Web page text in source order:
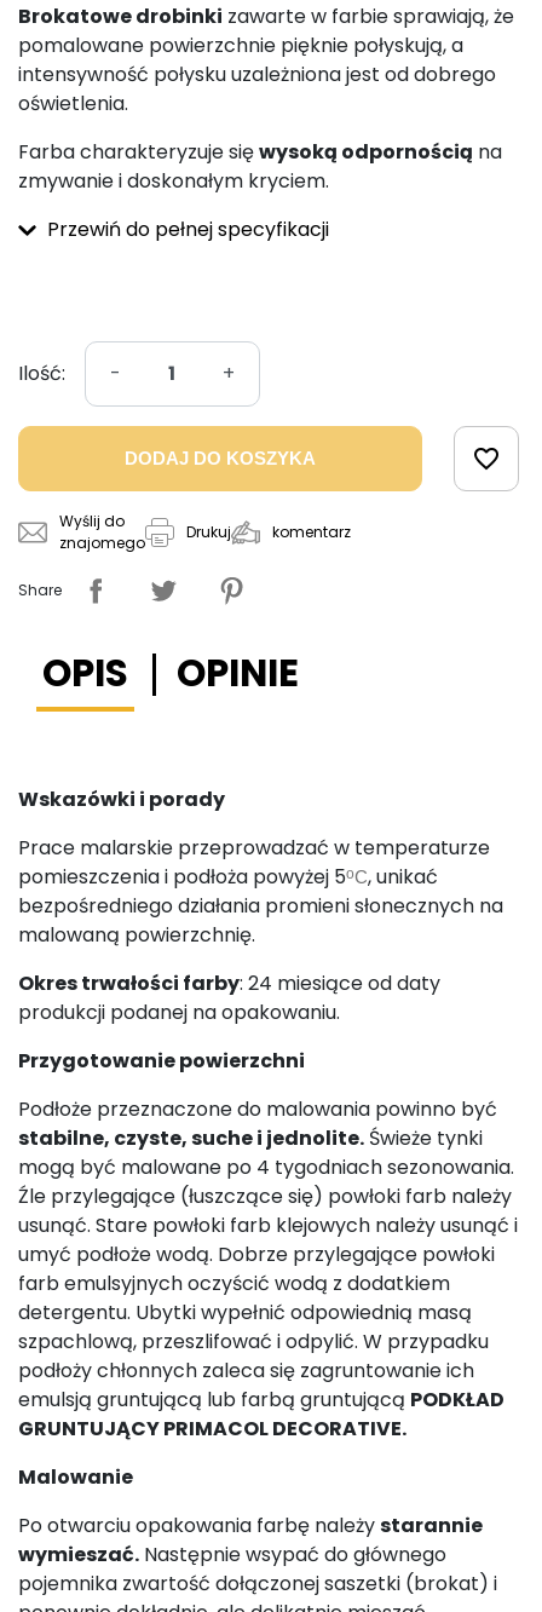
Brokatowe drobinki zawarte w farbie sprawiają, że
pomalowane powierzchnie pięknie połyskują, a
intensywność połysku uzależniona jest od dobrego
oświetlenia.
Farba charakteryzuje sięwysoką odpornością na
zmywanie i doskonałym kryciem.
Przewiń do pełnej specyfikacji
Ilość: - +
DODAJ DO KOSZYKA favorite_border
Wyślij do
znajomego
Drukuj komentarz
Share
OPIS OPINIE
Wskazówki i porady
Prace malarskie przeprowadzać w temperaturze
pomieszczenia i podłoża powyżej 5oC, unikać
bezpośredniego działania promieni słonecznych na
malowaną powierzchnię.
Okres trwałości farby: 24 miesiące od daty
produkcji podanej na opakowaniu.
Przygotowanie powierzchni
Podłoże przeznaczone do malowania powinno być
stabilne, czyste, suche i jednolite. Świeże tynki
mogą być malowane po 4 tygodniach sezonowania.
Źle przylegające (łuszczące się) powłoki farb należy
usunąć. Stare powłoki farb klejowych należy usunąć i
umyć podłoże wodą. Dobrze przylegające powłoki
farb emulsyjnych oczyścić wodą z dodatkiem
detergentu. Ubytki wypełnić odpowiednią masą
szpachlową, przeszlifować i odpylić. W przypadku
podłoży chłonnych zaleca się zagruntowanie ich
emulsją gruntującą lub farbą gruntującą PODKŁAD
GRUNTUJĄCY PRIMACOL DECORATIVE.
Malowanie
Po otwarciu opakowania farbę należystarannie
wymieszać. Następnie wsypać do głównego
pojemnika zwartość dołączonej saszetki (brokat) i